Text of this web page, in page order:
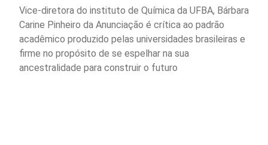
Vice-diretora do instituto de Química da UFBA, Bárbara
Carine Pinheiro da Anunciação é crítica ao padrão
acadêmico produzido pelas universidades brasileiras e
firme no propósito de se espelhar na sua
ancestralidade para construir o futuro